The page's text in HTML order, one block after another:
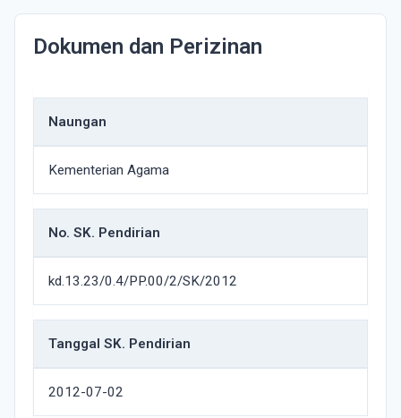
Dokumen dan Perizinan
Naungan
Kementerian Agama
No. SK. Pendirian
kd.13.23/0.4/PP.00/2/SK/2012
Tanggal SK. Pendirian
2012-07-02